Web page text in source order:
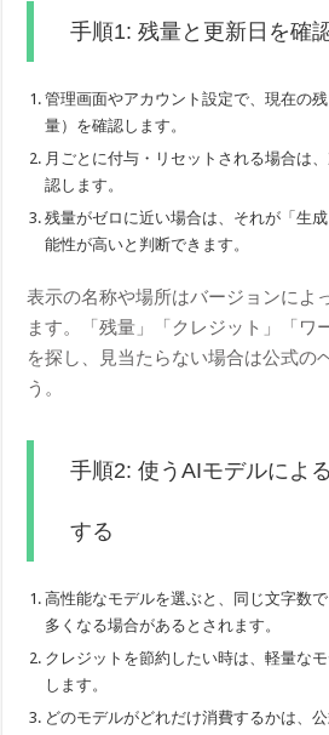
手順1: 残量と更新日を確
管理画面やアカウント設定で、現在の
量）を確認します。
月ごとに付与・リセットされる場合は
認します。
残量がゼロに近い場合は、それが「生
能性が高いと判断できます。
表示の名称や場所はバージョンによ
ます。「残量」「クレジット」「ワ
を探し、見当たらない場合は公式の
う。
手順2: 使うAIモデルによ
する
高性能なモデルを選ぶと、同じ文字数
多くなる場合があるとされます。
クレジットを節約したい時は、軽量な
します。
どのモデルがどれだけ消費するかは、